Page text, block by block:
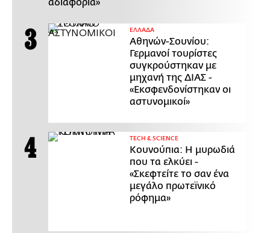
αδιαφορία»
ΕΛΛΑΔΑ
Αθηνών-Σουνίου:
Γερμανοί τουρίστες
συγκρούστηκαν με
μηχανή της ΔΙΑΣ -
«Εκσφενδονίστηκαν οι
αστυνομικοί»
ΤECH & SCIENCE
Κουνούπια: Η μυρωδιά
που τα ελκύει -
«Σκεφτείτε το σαν ένα
μεγάλο πρωτεϊνικό
ρόφημα»